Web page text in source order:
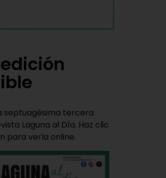
septuagésima tercera
Laguna al Día. Haz clic
para verla online.